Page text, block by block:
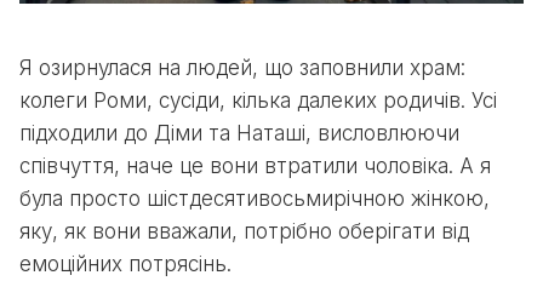
Я озирнулася на людей, що заповнили храм:
колеги Роми, сусіди, кілька далеких родичів. Усі
підходили до Діми та Наташі, висловлюючи
співчуття, наче це вони втратили чоловіка. А я
була просто шістдесятивосьмирічною жінкою,
яку, як вони вважали, потрібно оберігати від
емоційних потрясінь.